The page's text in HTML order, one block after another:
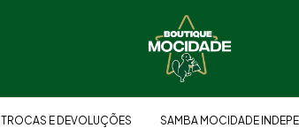
TROCAS E DEVOLUÇÕES SAMBA MOCIDADE